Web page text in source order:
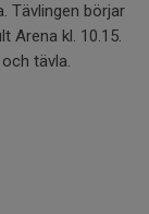
Tävlingen börjar
Arena kl. 10.15.
tävla.